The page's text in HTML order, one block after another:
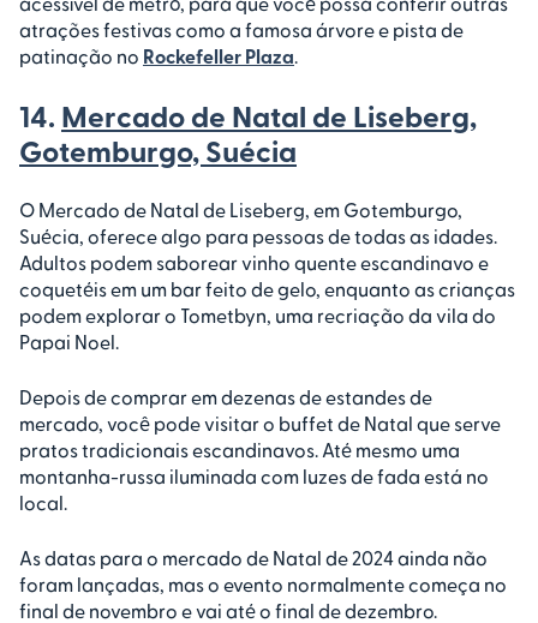
atrações festivas como a famosa árvore e pista de
patinação no Rockefeller Plaza.
14. Mercado de Natal de Liseberg,
Gotemburgo, Suécia
O Mercado de Natal de Liseberg, em Gotemburgo,
Suécia, oferece algo para pessoas de todas as idades.
Adultos podem saborear vinho quente escandinavo e
coquetéis em um bar feito de gelo, enquanto as crianças
podem explorar o Tometbyn, uma recriação da vila do
Papai Noel.
Depois de comprar em dezenas de estandes de
mercado, você pode visitar o buffet de Natal que serve
pratos tradicionais escandinavos. Até mesmo uma
montanha-russa iluminada com luzes de fada está no
local.
As datas para o mercado de Natal de 2024 ainda não
foram lançadas, mas o evento normalmente começa no
final de novembro e vai até o final de dezembro.